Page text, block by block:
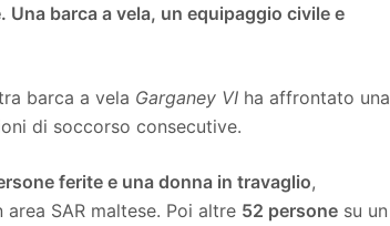
Una barca a vela, un equipaggio civile e
barca a vela Garganey VI ha affrontato una
di soccorso consecutive.
ferite e una donna in travaglio,
SAR maltese. Poi altre 52 persone su un